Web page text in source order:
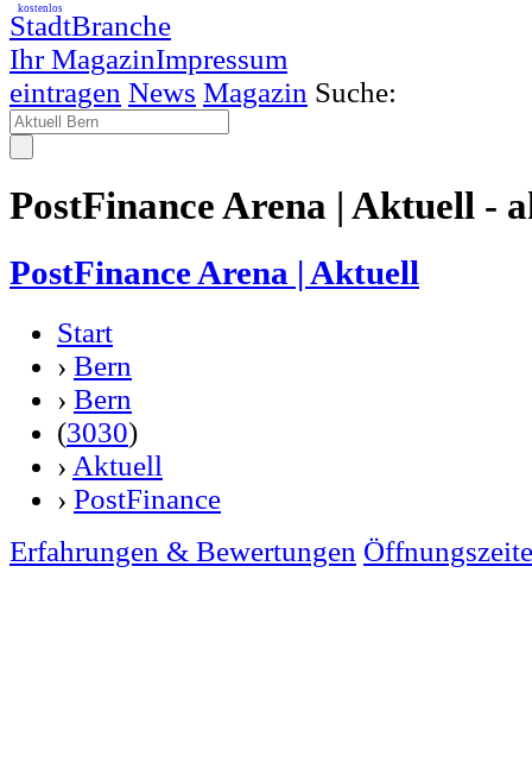
StadtBranche
Ihr MagazinImpressum
kostenlos
eintragen News Magazin Suche:
PostFinance Arena | Aktuell -
PostFinance Arena | Aktuell
Start
› Bern
› Bern
(3030)
› Aktuell
› PostFinance
Erfahrungen & Bewertungen